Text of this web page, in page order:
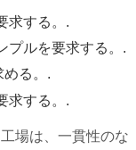
求する。.
プルを要求する。.
める。.
求する。.
場は、一貫性のな